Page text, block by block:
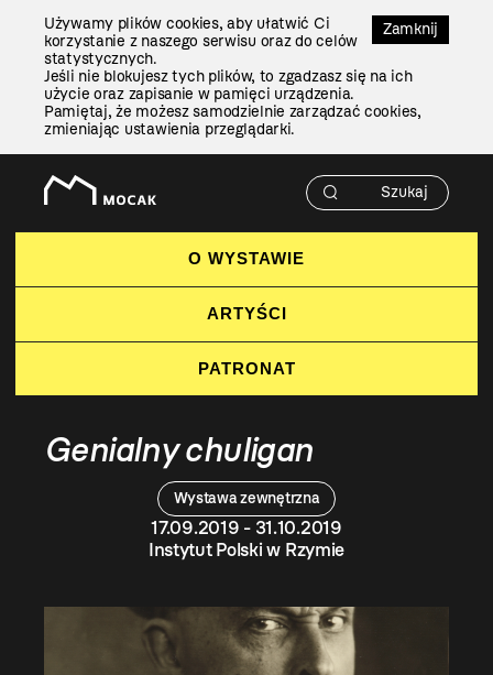
Zamknij
Używamy plików cookies, aby ułatwić Ci
korzystanie z naszego serwisu oraz do celów
statystycznych.
Jeśli nie blokujesz tych plików, to zgadzasz się na ich
użycie oraz zapisanie w pamięci urządzenia.
Pamiętaj, że możesz samodzielnie zarządzać cookies,
zmieniając ustawienia przeglądarki.
O WYSTAWIE
ARTYŚCI
PATRONAT
Wystawa zewnętrzna
17.09.2019 - 31.10.2019
Instytut Polski w Rzymie
Genialny chuligan